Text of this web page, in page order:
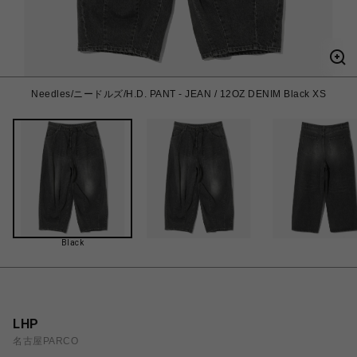
Needles/ニードルズ/H.D. PANT - JEAN / 12OZ DENIM Black XS
Black
LHP
名古屋PARCO